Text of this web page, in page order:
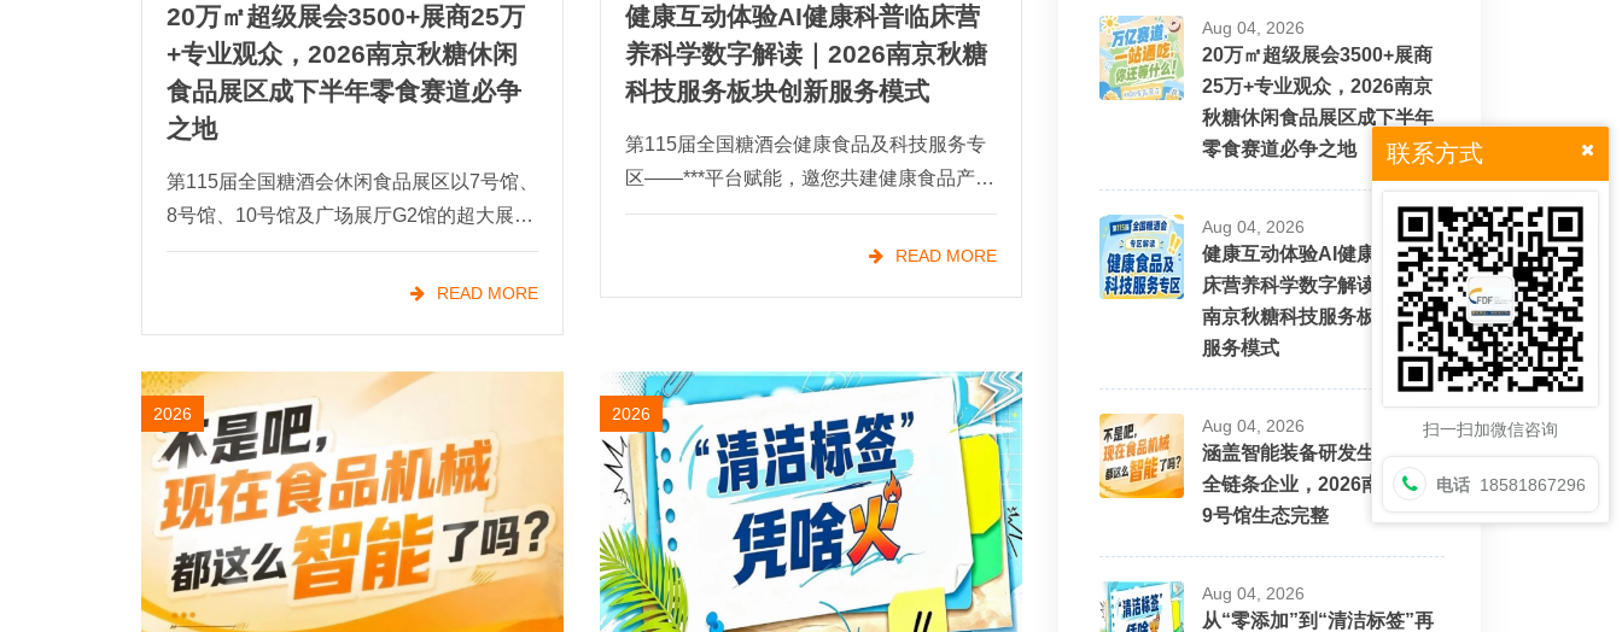
20万㎡超级展会3500+展商25万
+专业观众，2026南京秋糖休闲
食品展区成下半年零食赛道必争
之地
第115届全国糖酒会休闲食品展区以7号馆、
8号馆、10号馆及广场展厅G2馆的超大展示
空间，实现休闲食品全品类连片呈现，是糖
酒会展览面积**的核心板块之一。从国民零
READ MORE
健康互动体验AI健康科普临床营
养科学数字解读｜2026南京秋糖
科技服务板块创新服务模式
第115届全国糖酒会健康食品及科技服务专
区——***平台赋能，邀您共建健康食品产业
新生态。从政策风口到市场刚需，健康食品
的"黄金时代"已经开启！当"低GI"READ MORE
2026 2026
Aug 04, 2026
20万㎡超级展会3500+展商
25万+专业观众，2026南京
秋糖休闲食品展区成下半年
零食赛道必争之地
Aug 04, 2026
健康互动体验AI健康科普临
床营养科学数字解读｜2026
南京秋糖科技服务板块创新
服务模式
Aug 04, 2026
涵盖智能装备研发生产销售
全链条企业，2026南京秋糖
9号馆生态完整
Aug 04, 2026
从“零添加”到“清洁标签”再
联系方式
扫一扫加微信咨询
电话 18581867296